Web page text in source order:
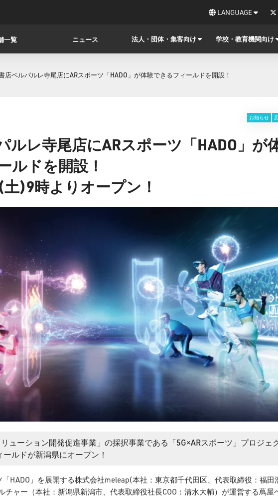
LANGUAGE
一覧 ニュース 法人・団体・集客向け 学校・教育機関向け
店ベルパルレ寺尾店にARスポーツ「HADO」が体験できるフィールドを開設！
お知らせ
ルレ寺尾店にARスポーツ「HADO」が
ルドを開設！
)9時よりオープン！
ューション開発促進事業」の採択事業である「5G×ARスポーツ」プロジェ
ールドが新潟県にオープン！
HADO」を展開する株式会社meleap(本社：東京都千代田区、代表取締役：福田
ャー（本社：新潟県新潟市、代表取締役社長COO：清水大輔）が運営する蔦屋